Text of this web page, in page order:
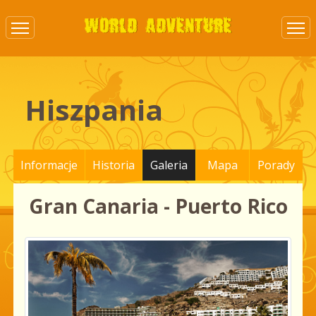
Hiszpania
Informacje Historia Galeria Mapa Porady
Gran Canaria - Puerto Rico